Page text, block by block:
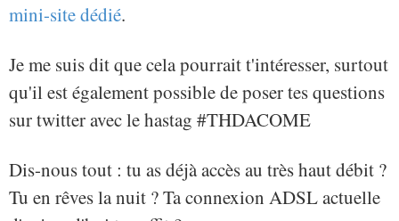
mini-site dédié.
Je me suis dit que cela pourrait t'intéresser, surtout
qu'il est également possible de poser tes questions
sur twitter avec le hastag #THDACOME
Dis-nous tout : tu as déjà accès au très haut débit ?
Tu en rêves la nuit ? Ta connexion ADSL actuelle